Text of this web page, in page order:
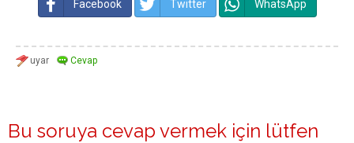
Facebook Twitter WhatsApp
Bu soruya cevap vermek için lütfen